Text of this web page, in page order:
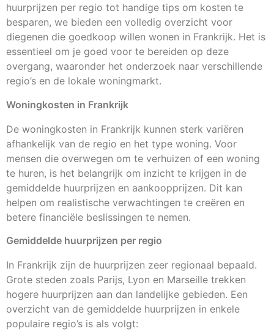
huurprijzen per regio tot handige tips om kosten te
besparen, we bieden een volledig overzicht voor
diegenen die goedkoop willen wonen in Frankrijk. Het is
essentieel om je goed voor te bereiden op deze
overgang, waaronder het onderzoek naar verschillende
regio’s en de lokale woningmarkt.
Woningkosten in Frankrijk
De woningkosten in Frankrijk kunnen sterk variëren
afhankelijk van de regio en het type woning. Voor
mensen die overwegen om te verhuizen of een woning
te huren, is het belangrijk om inzicht te krijgen in de
gemiddelde huurprijzen en aankoopprijzen. Dit kan
helpen om realistische verwachtingen te creëren en
betere financiële beslissingen te nemen.
Gemiddelde huurprijzen per regio
In Frankrijk zijn de huurprijzen zeer regionaal bepaald.
Grote steden zoals Parijs, Lyon en Marseille trekken
hogere huurprijzen aan dan landelijke gebieden. Een
overzicht van de gemiddelde huurprijzen in enkele
populaire regio’s is als volgt: